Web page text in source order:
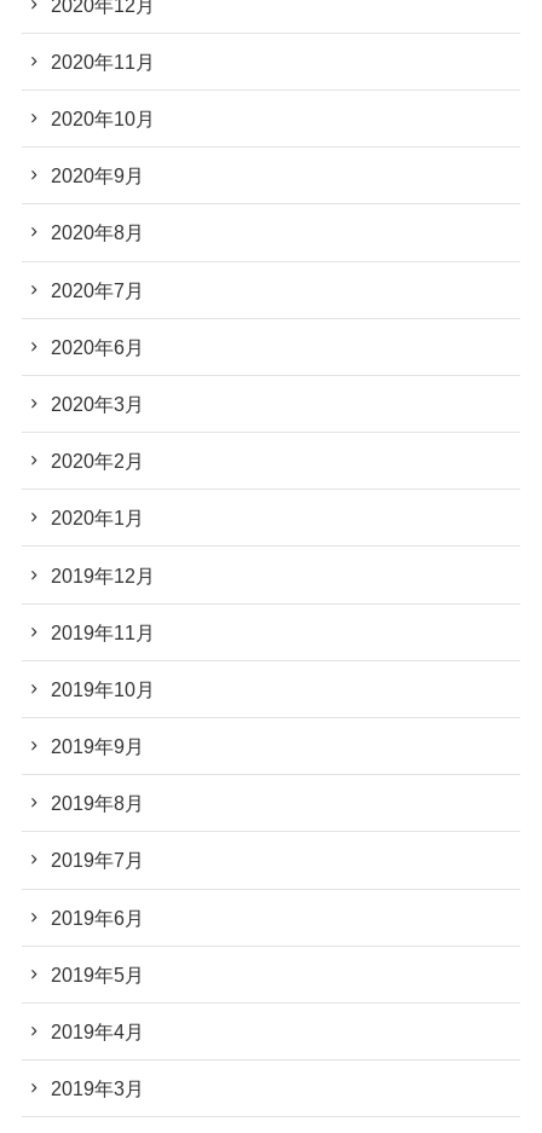
2020年12月
2020年11月
2020年10月
2020年9月
2020年8月
2020年7月
2020年6月
2020年3月
2020年2月
2020年1月
2019年12月
2019年11月
2019年10月
2019年9月
2019年8月
2019年7月
2019年6月
2019年5月
2019年4月
2019年3月